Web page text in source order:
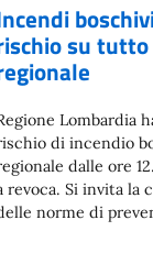
su
Lombardia
di incendio
dalle ore
revoca. Si invita la
norme di